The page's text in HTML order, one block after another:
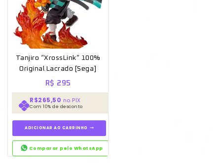
Tanjiro “XrossLink” 100%
Original Lacrado [Sega]
R$ 295
R$265,50 no PIX
Com 10% de desconto
ADICIONAR AO CARRINHO
Comparar pelo WhatsApp